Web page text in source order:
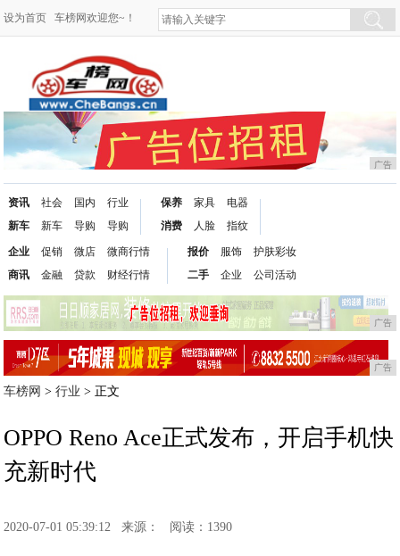
设为首页 车榜网欢迎您~！
广告
资讯
新车
社会
新车
国内
导购
行业
导购
保养
消费
家具
人脸
电器
指纹
企业
商讯
促销
金融
微店
贷款
微商行情
财经行情
报价
二手
服饰
企业
护肤彩妆
公司活动
广告
广告
车榜网 >行业 > 正文
OPPO Reno Ace正式发布，开启手机快
充新时代
2020-07-01 05:39:12 来源： 阅读：1390